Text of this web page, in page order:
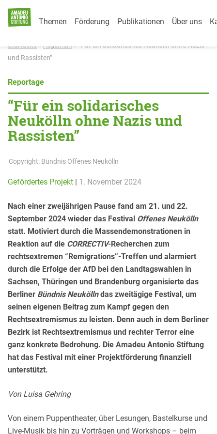
Weiter zum InhaltCategory Menu
Themen Förderung Publikationen Über uns
Startseite» Allgemein »
“Für ein solidarisches Neukölln ohne Nazis
und Rassisten”
Reportage
“Für ein solidarisches
Neukölln ohne Nazis und
Rassisten”
Copyright: Bündnis Offenes Neukölln
Gefördertes Projekt | 1. November 2024
Nach einer zweijährigen Pause fand am 21. und 22.
September 2024 wieder das Festival Offenes Neukölln
statt. Motiviert durch die Massendemonstrationen in
Reaktion auf die CORRECTIV-Recherchen zum
rechtsextremen “Remigrations”-Treffen und alarmiert
durch die Erfolge der AfD bei den Landtagswahlen in
Sachsen, Thüringen und Brandenburg organisierte das
Berliner Bündnis Neuköllndas zweitägige Festival, um
seinen eigenen Beitrag zum Kampf gegen den
Rechtsextremismus zu leisten. Denn auch in dem Berliner
Bezirk ist Rechtsextremismus und rechter Terror eine
ganz konkrete Bedrohung. Die Amadeu Antonio Stiftung
hat das Festival mit einer Projektförderung finanziell
unterstützt.
Von Luisa Gehring
Von einem Puppentheater, über Lesungen, Bastelkurse und
Live-Musik bis hin zu Vorträgen und Workshops – beim